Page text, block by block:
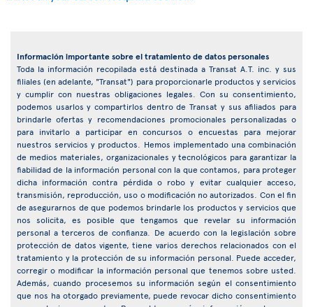
Información importante sobre el tratamiento de datos personales
Toda la información recopilada está destinada a Transat A.T. inc. y sus
filiales (en adelante, "Transat") para proporcionarle productos y servicios
y cumplir con nuestras obligaciones legales. Con su consentimiento,
podemos usarlos y compartirlos dentro de Transat y sus afiliados para
brindarle ofertas y recomendaciones promocionales personalizadas o
para invitarlo a participar en concursos o encuestas para mejorar
nuestros servicios y productos. Hemos implementado una combinación
de medios materiales, organizacionales y tecnológicos para garantizar la
fiabilidad de la información personal con la que contamos, para proteger
dicha información contra pérdida o robo y evitar cualquier acceso,
transmisión, reproducción, uso o modificación no autorizados. Con el fin
de asegurarnos de que podemos brindarle los productos y servicios que
nos solicita, es posible que tengamos que revelar su información
personal a terceros de confianza. De acuerdo con la legislación sobre
protección de datos vigente, tiene varios derechos relacionados con el
tratamiento y la protección de su información personal. Puede acceder,
corregir o modificar la información personal que tenemos sobre usted.
Además, cuando procesemos su información según el consentimiento
que nos ha otorgado previamente, puede revocar dicho consentimiento